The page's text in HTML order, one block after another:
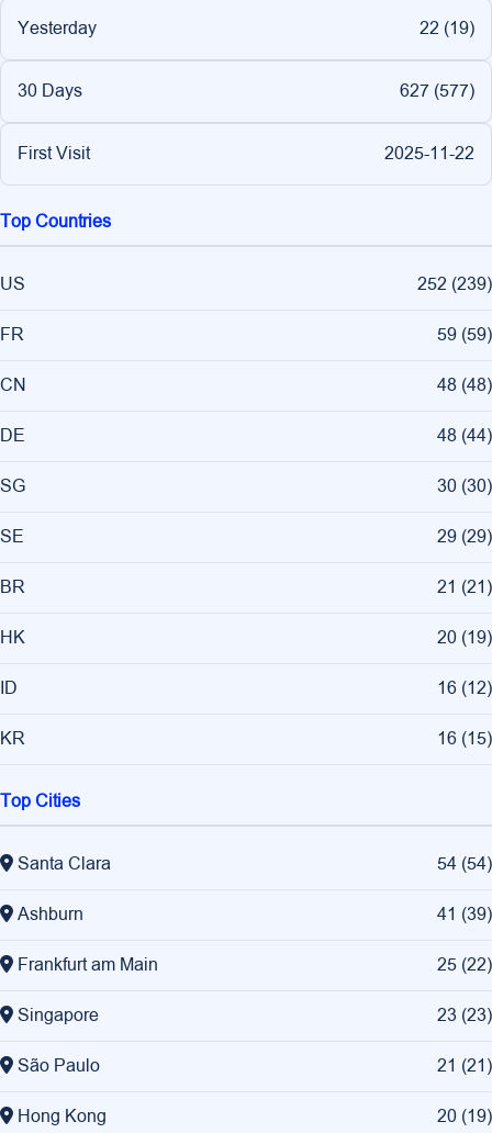
Yesterday 22 (19)
30 Days 627 (577)
First Visit 2025-11-22
Top Countries
US 252 (239)
FR 59 (59)
CN 48 (48)
DE 48 (44)
SG 30 (30)
SE 29 (29)
BR 21 (21)
HK 20 (19)
ID 16 (12)
KR 16 (15)
Top Cities
Santa Clara 54 (54)
Ashburn 41 (39)
Frankfurt am Main 25 (22)
Singapore 23 (23)
São Paulo 21 (21)
Hong Kong 20 (19)